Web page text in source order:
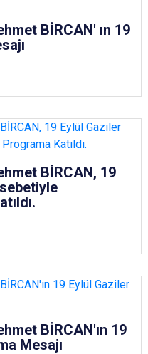
BİRCAN' ın 19
BİRCAN, 19
BİRCAN'ın 19
Mesajı